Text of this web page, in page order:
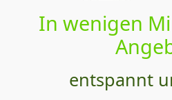
In wenigen
entspannt